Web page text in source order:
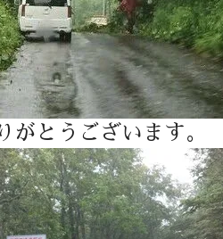
がとうございます。